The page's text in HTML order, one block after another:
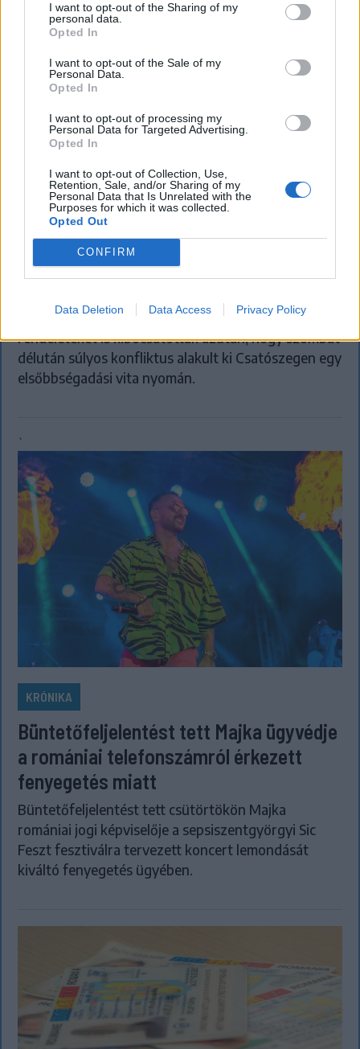
I want to opt-out of the Sharing of my
personal data.
Opted In
I want to opt-out of the Sale of my
Personal Data.
Opted In
I want to opt-out of processing my
Personal Data for Targeted Advertising.
Opted In
I want to opt-out of Collection, Use,
Retention, Sale, and/or Sharing of my
Personal Data that Is Unrelated with the
Purposes for which it was collected.
Opted Out
CONFIRM
Data Deletion Data Access Privacy Policy
SZÉKELYHON
Tömegverekedés lett a szűk
mezőgazdasági úti vitából Csatószegen
munkagépek rongálódtak meg, és ideiglenes védelmi
rendeleteket is kibocsátottak azután, hogy szombat
délután súlyos konfliktus alakult ki Csatószegen egy
elsőbbségadási vita nyomán.
`
KRÓNIKA
Büntetőfeljelentést tett Majka ügyvédje
a romániai telefonszámról érkezett
fenyegetés miatt
Büntetőfeljelentést tett csütörtökön Majka
romániai jogi képviselője a sepsiszentgyörgyi Sic
Feszt fesztiválra tervezett koncert lemondását
kiváltó fenyegetés ügyében.